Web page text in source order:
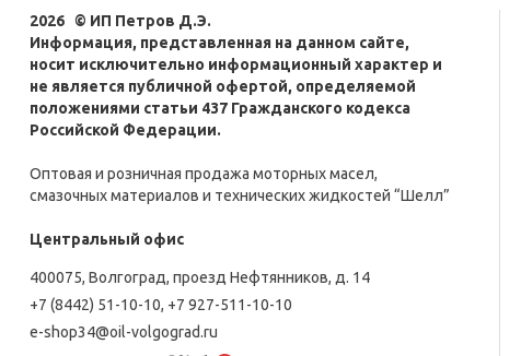
2026 © ИП Петров Д.Э.
Информация, представленная на данном сайте,
носит исключительно информационный характер и
не является публичной офертой, определяемой
положениями статьи 437 Гражданского кодекса
Российской Федерации.
Оптовая и розничная продажа моторных масел,
смазочных материалов и технических жидкостей “Шелл”
Центральный офис
400075, Волгоград, проезд Нефтянников, д. 14
+7 (8442) 51-10-10, +7 927-511-10-10
e-shop34@oil-volgograd.ru